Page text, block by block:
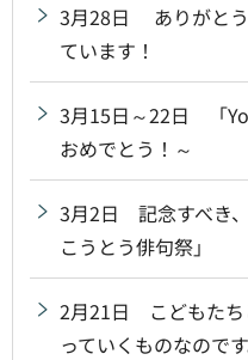
3月28日 ありがとう
ています！
3月15日～22日 「
おめでとう！～
3月2日 記念すべき
こうとう俳句祭」
2月21日 こどもた
っていくものなのです